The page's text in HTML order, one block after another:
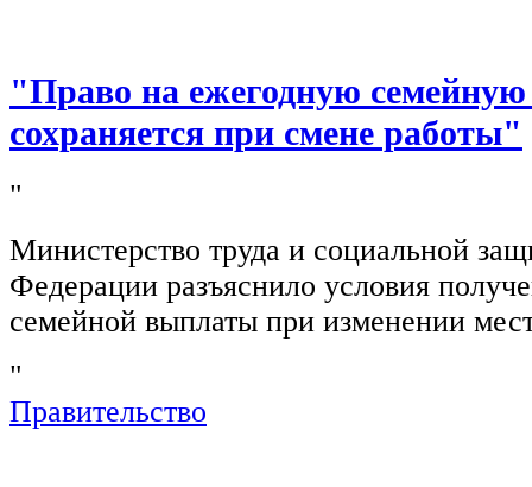
"Право на ежегодную
сохраняется при смене работы"
"
Министерство труда и социальной
Федерации разъяснило условия
семейной выплаты при изменении
"
Правительство